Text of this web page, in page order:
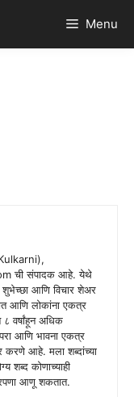
Menu
ची संपादक आहे. येथे
शुभेच्छा आणि विचार शेअर
आणि लोकांना एकत्र
वर्षांहून अधिक
आणि भावना एकत्र
करणे आहे. मला शब्दांच्या
शब्द कोणाच्याही
आणू शकतात.